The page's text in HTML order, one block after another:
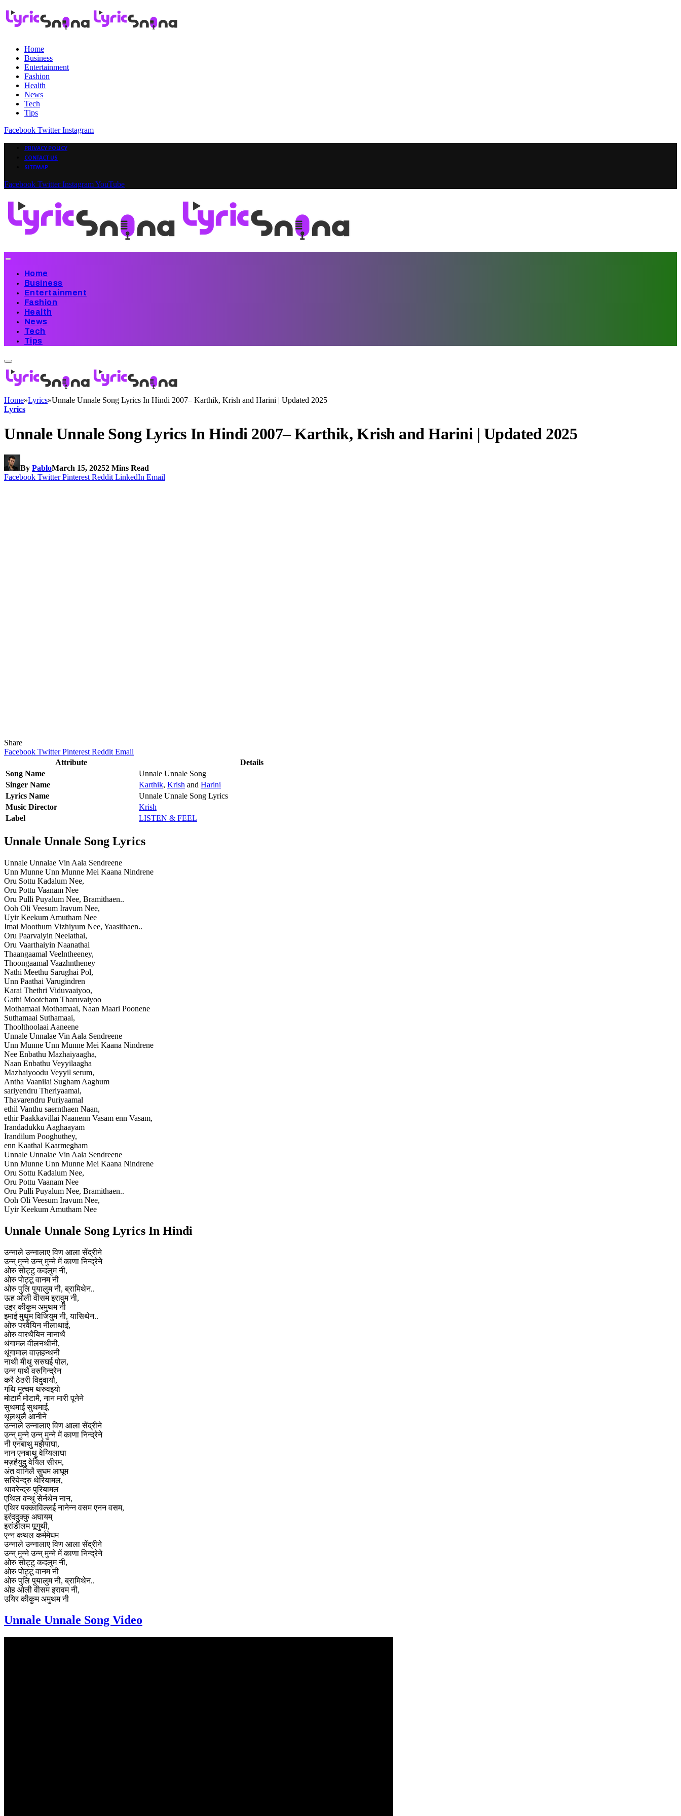
Home
Business
Entertainment
Fashion
Health
News
Tech
Tips
Facebook Twitter Instagram
PRIVACY POLICY
CONTACT US
SITEMAP
Facebook Twitter InstagramYouTube
Home
Business
Entertainment
Fashion
Health
News
Tech
Tips
Home»Lyrics»Unnale Unnale Song Lyrics In Hindi 2007– Karthik, Krish and Harini | Updated 2025
Lyrics
Unnale Unnale Song Lyrics In Hindi 2007– Karthik, Krish and Harini | Updated 2025
By PabloMarch 15, 20252 Mins Read
Facebook Twitter Pinterest Reddit LinkedIn Email
Share
Facebook Twitter Pinterest Reddit Email
Attribute
Details
Song Name
Unnale Unnale Song
Singer Name
Karthik, Krish and Harini
Lyrics Name
Unnale Unnale Song Lyrics
Music Director
Krish
Label
LISTEN & FEEL
Unnale Unnale Song Lyrics
Unnale Unnalae Vin Aala Sendreene
Unn Munne Unn Munne Mei Kaana Nindrene
Oru Sottu Kadalum Nee,
Oru Pottu Vaanam Nee
Oru Pulli Puyalum Nee, Bramithaen..
Ooh Oli Veesum Iravum Nee,
Uyir Keekum Amutham Nee
Imai Moothum Vizhiyum Nee, Yaasithaen..
Oru Paarvaiyin Neelathai,
Oru Vaarthaiyin Naanathai
Thaangaamal Veelntheeney,
Thoongaamal Vaazhntheney
Nathi Meethu Sarughai Pol,
Unn Paathai Varugindren
Karai Thethri Viduvaaiyoo,
Gathi Mootcham Tharuvaiyoo
Mothamaai Mothamaai, Naan Maari Poonene
Suthamaai Suthamaai,
Thoolthoolaai Aaneene
Unnale Unnalae Vin Aala Sendreene
Unn Munne Unn Munne Mei Kaana Nindrene
Nee Enbathu Mazhaiyaagha,
Naan Enbathu Veyyilaagha
Mazhaiyoodu Veyyil serum,
Antha Vaanilai Sugham Aaghum
sariyendru Theriyaamal,
Thavarendru Puriyaamal
ethil Vanthu saernthaen Naan,
ethir Paakkavillai Naanenn Vasam enn Vasam,
Irandadukku Aaghaayam
Irandilum Pooghuthey,
enn Kaathal Kaarmegham
Unnale Unnalae Vin Aala Sendreene
Unn Munne Unn Munne Mei Kaana Nindrene
Oru Sottu Kadalum Nee,
Oru Pottu Vaanam Nee
Oru Pulli Puyalum Nee, Bramithaen..
Ooh Oli Veesum Iravum Nee,
Uyir Keekum Amutham Nee
Unnale Unnale Song Lyrics In Hindi
उन्नाले उन्नालाए विण आला सेंद्रीने
उन्न् मुन्ने उन्न् मुन्ने में काणा निन्द्रेने
ओरु सोट्टु कदलुम नी,
ओरु पोट्टू वानम नी
ओरु पुलि पुयालुम नी, ब्रामिथेन..
ऊह ओली वीसम इरावुम नी,
उइर कीकुम अमुथम नी
इमाई मुथुम विजियुम नी, यासिथेन..
ओरु परवैयिन नीलाथाई,
ओरु वारथैयिन नानाथै
थंगामल वीलनथीनी,
थूंगामाल वाज़हन्थनी
नाथी मीथु सरुघई पोल,
उन्न पाथै वरुगिन्द्रेन
करै ठेठरी विदुवायौ,
गथि मुत्चम थरुवइयो
मोटामै मोटामै, नान मारी पूनेने
सुथमाई सुथमाई,
थूलथुलै आनीने
उन्नाले उन्नालाए विण आला सेंद्रीने
उन्न् मुन्ने उन्न् मुन्ने में काणा निन्द्रेने
नी एनबाथु मझैयाघा,
नान एनबाथु वेय्यिलाघा
मज़हैयुदु वेयिल सीरम,
अंत वानिलै सुघम आघूम
सरियेन्द्रु थेरियामल,
थावरेन्द्रु पुरियामल
एथिल वन्थु सेर्नथेन नान,
एथिर पक्काविल्लई नानेन्न वसम एनन वसम,
इरंददुक्कु अघायम्
इरांडीलम पूगुथी,
एन्न कथल कर्ममेघम
उन्नाले उन्नालाए विण आला सेंद्रीने
उन्न् मुन्ने उन्न् मुन्ने में काणा निन्द्रेने
ओरु सोट्टु कदलुम नी,
ओरु पोट्टू वानम नी
ओरु पुलि पुयालुम नी, ब्रामिथेन..
ओह ओली वीसम इरावम नी,
उयिर कीकुम अमुथम नी
Unnale Unnale Song Video